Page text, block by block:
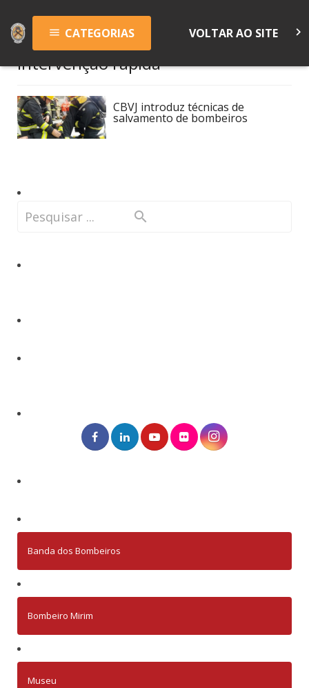
menu CATEGORIAS VOLTAR AO SITE keyboard_arrow_right
intervenção rápida
CBVJ introduz técnicas de
salvamento de bombeiros
Banda dos Bombeiros
Bombeiro Mirim
Museu